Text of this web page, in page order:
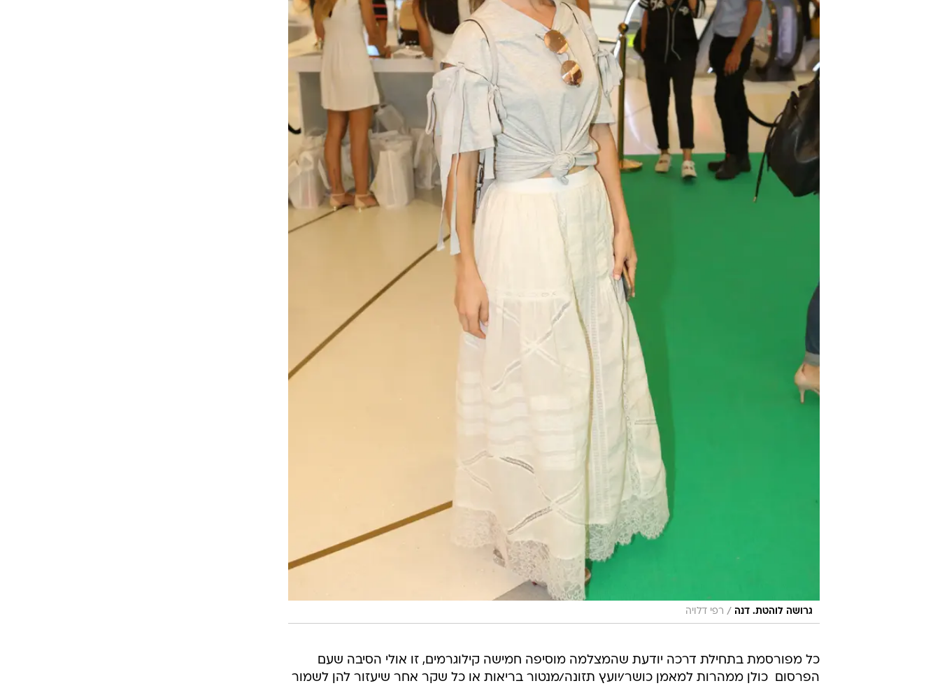
גרושה לוהטת. דנה / רפי דלויה
כל מפורסמת בתחילת דרכה יודעת שהמצלמה מוסיפה חמישה קילוגרמים, זו אולי הסיבה שעם
הפרסום  כולן ממהרות למאמן כושר/יועץ תזונה/מנטור בריאות או כל שקר אחר שיעזור להן לשמור